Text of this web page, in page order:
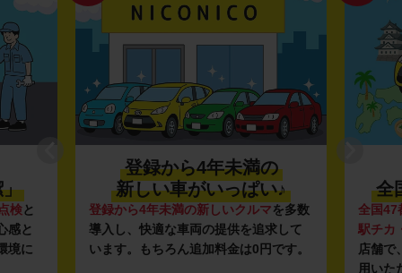
」
検と
感と
境に
登録から4年未満の
新しい車がいっぱい♪
登録から4年未満の新しいクルマを多数
導入し、快適な車両の提供を追求して
います。もちろん追加料金は0円です。
全
全国47
駅チカ
店舗で
用いた